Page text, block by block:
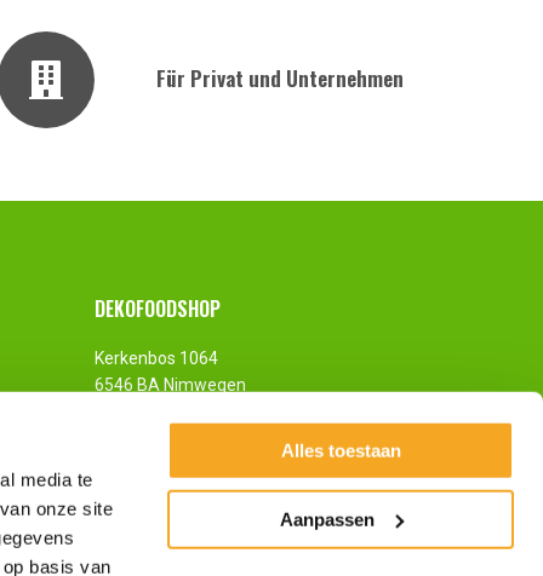
media te
onze site
basis van
Alles toestaan
Aanpassen
Für Privat und Unternehmen
DEKOFOODSHOP
Kerkenbos 1064
6546 BA Nimwegen